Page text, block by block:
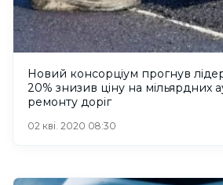
Новий консорціум прогнув
20% знизив ціну на мільярдних
ремонту доріг
02 кві. 2020 08:30